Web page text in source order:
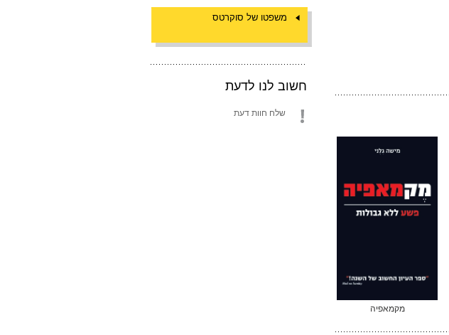
משפטו של סוקרטס
חשוב לנו לדעת
שלח חוות דעת
מקמאפיה